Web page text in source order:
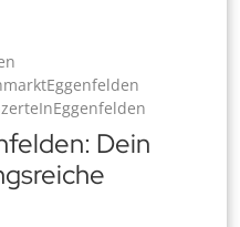
Dein